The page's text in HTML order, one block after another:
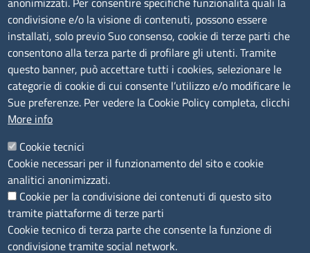
Albo Online
Amministrazione trasparente
Bandi e concorsi
Segnalazioni Whistleblowing
Accessibilità
IBAN e pagamenti informatici
Informative privacy e cookie
Verifiche PA
Attuazione misure PNRR
Modulistica
condivisione e/o la visione di contenuti, possono essere
installati, solo previo Suo consenso, cookie di terze parti che
consentono alla terza parte di profilare gli utenti. Tramite
questo banner, può accettare tutti i cookies, selezionare le
categorie di cookie di cui consente l’utilizzo e/o modificare le
Sue preferenze. Per vedere la Cookie Policy completa, clicchi
More info
Cookie tecnici
Cookie necessari per il funzionamento del sito e cookie
analitici anonimizzati.
Cookie per la condivisione dei contenuti di questo sito
tramite piattaforme di terze parti
Cookie tecnico di terza parte che consente la funzione di
condivisione tramite social network.